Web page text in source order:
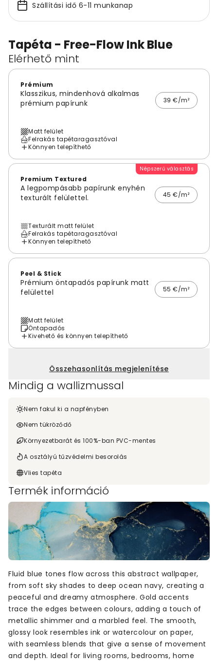
Tapéta - Free-Flow Ink Blue
Elérhető mint
Prémium
Klasszikus, mindenhová alkalmas
prémium papírunk
39 €/m²
Matt felület
Felrakás tapétaragasztóval
Könnyen telepíthető
Népszerű választás
Premium Textured
A legpompásabb papírunk enyhén
texturált felülettel.
45 €/m²
Texturált matt felület
Felrakás tapétaragasztóval
Könnyen telepíthető
Peel & Stick
Prémium öntapadós papírunk matt
felülettel
55 €/m²
Matt felület
Öntapadós
Kivehető és könnyen telepíthető
Összehasonlítás megjelenítése
Mindig a wallizmussal
Nem fakul ki a napfényben
Nem tükröződő
Környezetbarát és 100%-ban PVC-mentes
A osztályú tűzvédelmi besorolás
Vlies tapéta
Termék információ
Fluid blue tones flow across this abstract wallpaper,
from soft sky shades to deep ocean navy, creating a
peaceful and dreamy atmosphere. Gold accents
trace the edges between colours, adding a touch of
metallic shimmer and a marbled feel. The smooth,
glossy look resembles ink or watercolour on paper,
with seamless blends that give a sense of movement
and depth. Ideal for living rooms, bedrooms, home
Szállítási idő 6-11 munkanap